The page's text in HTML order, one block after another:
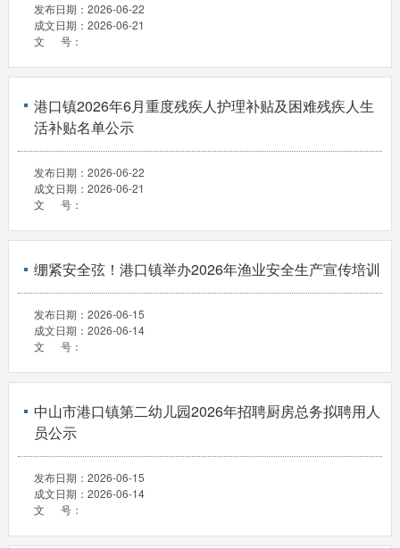
发布日期： 2026-06-22
成文日期： 2026-06-21
文 号：
港口镇2026年6月重度残疾人护理补贴及困难残疾人生
活补贴名单公示
发布日期： 2026-06-22
成文日期： 2026-06-21
文 号：
绷紧安全弦！港口镇举办2026年渔业安全生产宣传培训
发布日期： 2026-06-15
成文日期： 2026-06-14
文 号：
中山市港口镇第二幼儿园2026年招聘厨房总务拟聘用人
员公示
发布日期： 2026-06-15
成文日期： 2026-06-14
文 号：